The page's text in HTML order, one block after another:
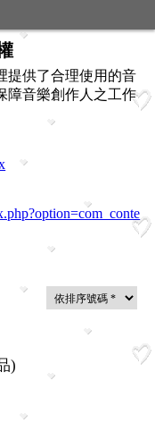
提供了合理使用的音
障音樂創作人之工作
)